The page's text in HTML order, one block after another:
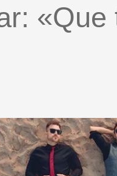
«Que